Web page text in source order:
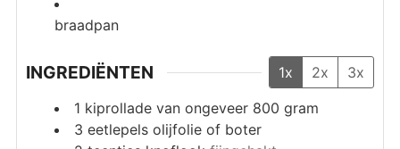
braadpan
INGREDIËNTEN 1x 2x
3x
1 kiprollade van ongeveer 800 gram
3 eetlepels olijfolie of boter